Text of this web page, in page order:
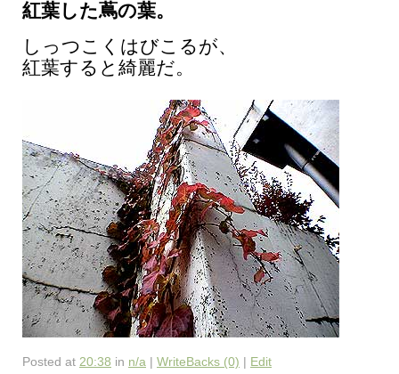
紅葉した蔦の葉。
しっつこくはびこるが、
紅葉すると綺麗だ。
Posted at 20:38 in n/a | WriteBacks (0) | Edit